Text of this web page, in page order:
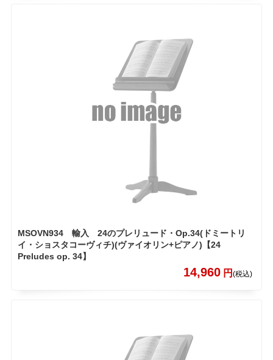
MSOVN934 輸入 24のプレリュード・Op.34(ドミートリ
イ・ショスタコーヴィチ)(ヴァイオリン+ピアノ)【24
Preludes op. 34】
14,960 円(税込)